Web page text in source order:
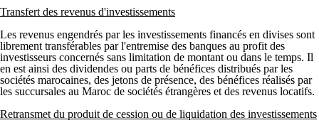
Transfert des revenus d'investissements
Les revenus engendrés par les investissements financés en divises sont
librement transférables par l'entremise des banques au profit des
investisseurs concernés sans limitation de montant ou dans le temps. Il
en est ainsi des dividendes ou parts de bénéfices distribués par les
sociétés marocaines, des jetons de présence, des bénéfices réalisés par
les succursales au Maroc de sociétés étrangères et des revenus locatifs.
Retransmet du produit de cession ou de liquidation des investissements